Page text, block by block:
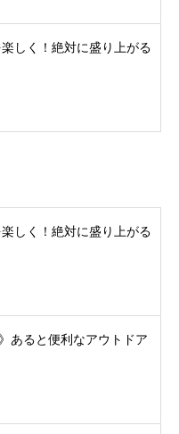
しく！絶対に盛り上がる
しく！絶対に盛り上がる
あると便利なアウトドア